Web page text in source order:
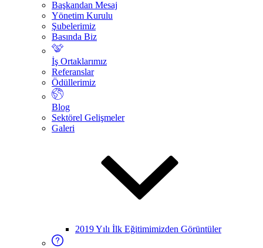
Başkandan Mesaj
Yönetim Kurulu
Şubelerimiz
Basında Biz
İş Ortaklarımız
Referanslar
Ödüllerimiz
Blog
Sektörel Gelişmeler
Galeri
2019 Yılı İlk Eğitimimizden Görüntüler